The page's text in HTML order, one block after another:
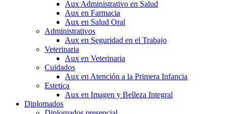
Aux Administrativo en Salud
Aux en Farmacia
Aux en Salud Oral
Administrativos
Aux en Seguridad en el Trabajo
Veterinaria
Aux en Veterinaria
Cuidados
Aux en Atención a la Primera Infancia
Estetica
Aux en Imagen y Belleza Integral
Diplomados